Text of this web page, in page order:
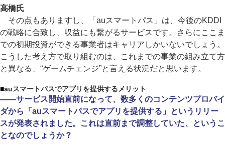
高橋氏
その点もありますし、「auスマートパス」は、今後のKDDI
の戦略に合致し、収益にも繋がるサービスです。さらにここま
での初期投資ができる事業者はキャリアしかいないでしょう。
こうした考え方で取り組むのは、これまでの事業の組み立て方
と異なる、“ゲームチェンジ”と言える状況だと思います。
■auスマートパスでアプリを提供するメリット
――サービス開始直前になって、数多くのコンテンツプロバイ
ダから「auスマートパスでアプリを提供する」というリリー
スが発表されました。これは直前まで調整していた、というこ
となのでしょうか？